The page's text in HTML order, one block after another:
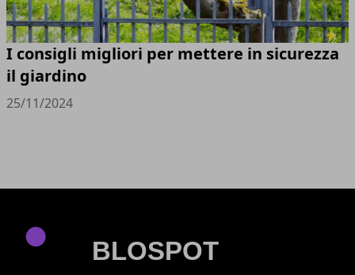
I consigli migliori per mettere in sicurezza
il giardino
25/11/2024